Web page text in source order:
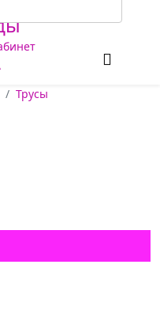
Трусы